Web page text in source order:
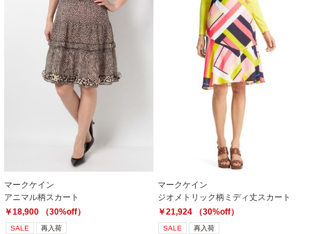
マークケイン
アニマル柄スカート
￥18,900 （30%off）
SALE 再入荷
マークケイン
ジオメトリック柄ミディ丈スカート
￥21,924 （30%off）
SALE 再入荷